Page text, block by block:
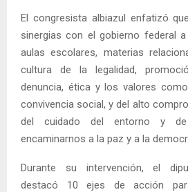
El congresista albiazul enfatizó
sinergias con el gobierno federal
aulas escolares, materias
cultura de la legalidad,
denuncia, ética y los valores
convivencia social, y del alto
del cuidado del entorno y
encaminarnos a la paz y a la
Durante su intervención, el
destacó 10 ejes de acción